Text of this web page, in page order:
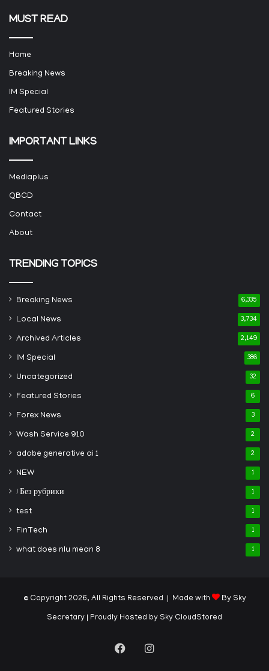
MUST READ
Home
Breaking News
IM Special
Featured Stories
IMPORTANT LINKS
Mediaplus
QBCD
Contact
About
TRENDING TOPICS
Breaking News 6,335
Local News 3,734
Archived Articles 2,149
IM Special 386
Uncategorized 32
Featured Stories 6
Forex News 3
Wash Service 910 2
adobe generative ai 1 2
NEW 1
! Без рубрики 1
test 1
FinTech 1
what does nlu mean 8 1
© Copyright 2026, All Rights Reserved | Made with By Sky
Secretary | Proudly Hosted by Sky CloudStored
FacebookInstagram